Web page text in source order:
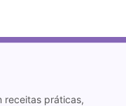
receitas práticas,